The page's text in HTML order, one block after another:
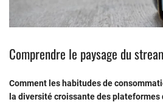
Comprendre le paysage du
Comment les habitudes de
la diversité croissante des plateformes